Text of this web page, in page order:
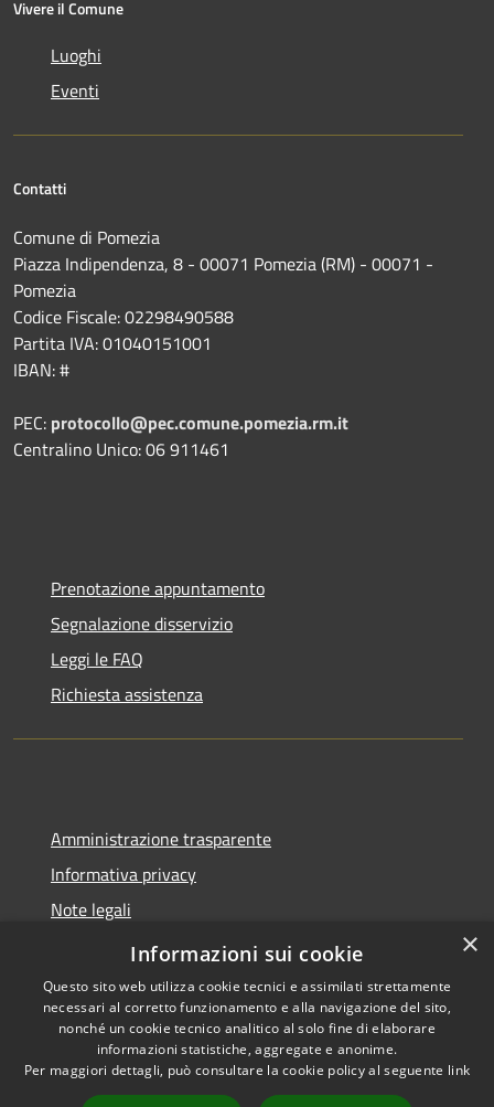
Vivere il Comune
Luoghi
Eventi
Contatti
Comune di Pomezia
Piazza Indipendenza, 8 - 00071 Pomezia (RM) - 00071 -
Pomezia
Codice Fiscale: 02298490588
Partita IVA: 01040151001
IBAN: #
PEC: protocollo@pec.comune.pomezia.rm.it
Centralino Unico: 06 911461
Prenotazione appuntamento
Segnalazione disservizio
Leggi le FAQ
Richiesta assistenza
Amministrazione trasparente
Informativa privacy
Note legali
Dichiarazione di accessibilità
Accessibilità
Copyright © 2026 • Città di
Pomezia • Powered by
×
Informazioni sui cookie
Questo sito web utilizza cookie tecnici e assimilati strettamente
necessari al corretto funzionamento e alla navigazione del sito,
nonché un cookie tecnico analitico al solo fine di elaborare
informazioni statistiche, aggregate e anonime.
Per maggiori dettagli, può consultare la cookie policy al seguente link